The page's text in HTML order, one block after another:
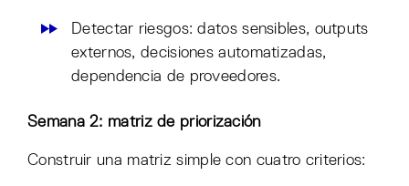
Detectar riesgos: datos sensibles, outputs
externos, decisiones automatizadas,
dependencia de proveedores.
Semana 2: matriz de priorización
Construir una matriz simple con cuatro criterios: